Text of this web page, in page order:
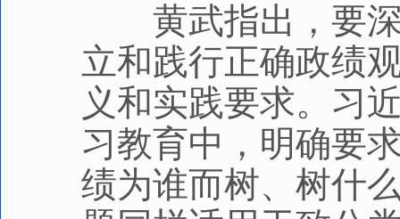
黄武指出，要深
立和践行正确政绩
义和实践要求。习
习教育中，明确要
绩为谁而树、树什